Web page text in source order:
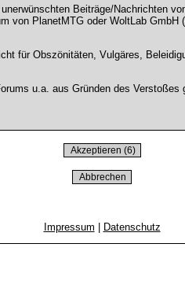
Beiträge/Nachrichten
von PlanetMTG oder WoltLab
für Obszönitäten, Vulgäres,
u.a. aus Gründen des
Impressum Datenschutz